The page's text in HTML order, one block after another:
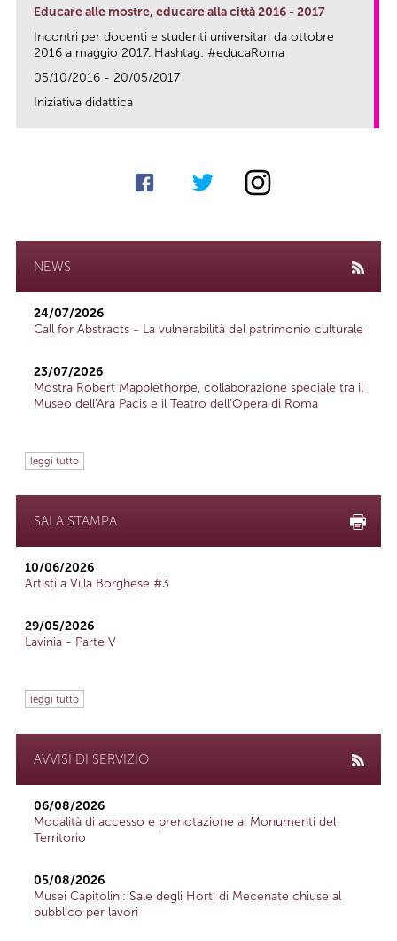
Educare alle mostre, educare alla città 2016 - 2017
Incontri per docenti e studenti universitari da ottobre
2016 a maggio 2017. Hashtag: #educaRoma
05/10/2016 - 20/05/2017
Iniziativa didattica
NEWS
24/07/2026
Call for Abstracts - La vulnerabilità del patrimonio culturale
23/07/2026
Mostra Robert Mapplethorpe, collaborazione speciale tra il
Museo dell'Ara Pacis e il Teatro dell'Opera di Roma
leggi tutto
SALA STAMPA
10/06/2026
Artisti a Villa Borghese #3
29/05/2026
Lavinia - Parte V
leggi tutto
AVVISI DI SERVIZIO
06/08/2026
Modalità di accesso e prenotazione ai Monumenti del
Territorio
05/08/2026
Musei Capitolini: Sale degli Horti di Mecenate chiuse al
pubblico per lavori